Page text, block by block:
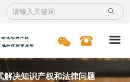
ꄙ
뀰
너 끀
解决知识产权和法律问题